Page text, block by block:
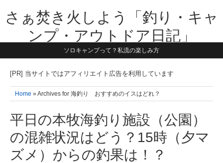
さぁ焚き火しよう「釣り・キャ
ンプ・アウトドア日記」
【テーマは子供と一緒に本気で遊ぶ】1981年うまれ・横浜在住。妻と3
す。同じ世代のお父さんに読んで頂けたら嬉しいです！よろしくお願い
ソロキャンプって？私流の楽しみ方
[PR] 当サイトではアフィリエイト広告を利用しています
Home » Archives for 海釣り おすすめのイスはどれ？
平日の本牧海釣り施設（公園）
の混雑状況はどう？15時（夕マ
ズメ）からの釣果は！？